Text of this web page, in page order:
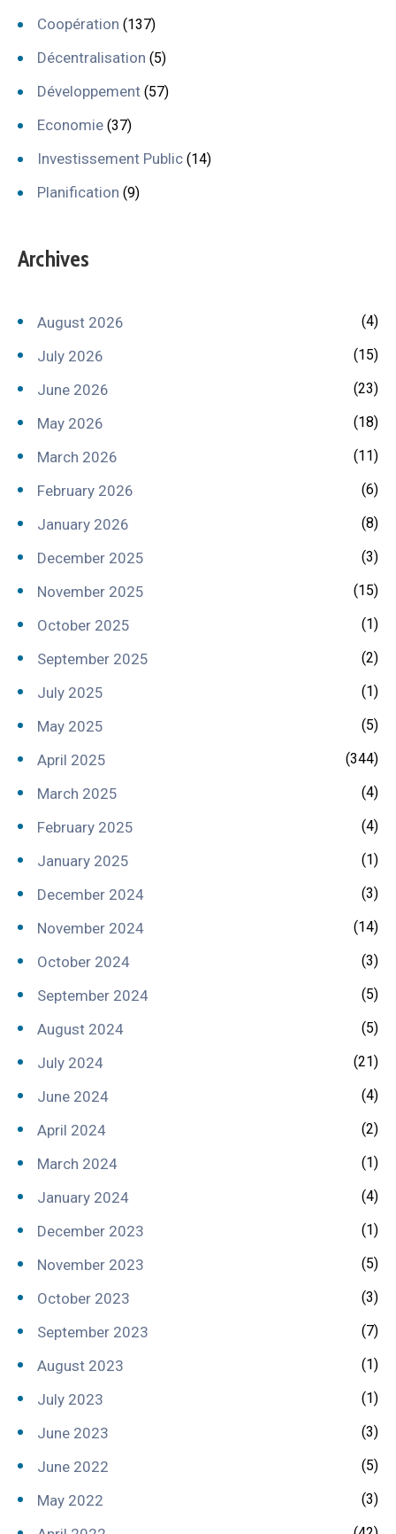
Coopération (137)
Décentralisation (5)
Développement (57)
Economie (37)
Investissement Public (14)
Planification (9)
Archives
August 2026 (4)
July 2026 (15)
June 2026 (23)
May 2026 (18)
March 2026 (11)
February 2026 (6)
January 2026 (8)
December 2025 (3)
November 2025 (15)
October 2025 (1)
September 2025 (2)
July 2025 (1)
May 2025 (5)
April 2025 (344)
March 2025 (4)
February 2025 (4)
January 2025 (1)
December 2024 (3)
November 2024 (14)
October 2024 (3)
September 2024 (5)
August 2024 (5)
July 2024 (21)
June 2024 (4)
April 2024 (2)
March 2024 (1)
January 2024 (4)
December 2023 (1)
November 2023 (5)
October 2023 (3)
September 2023 (7)
August 2023 (1)
July 2023 (1)
June 2023 (3)
June 2022 (5)
May 2022 (3)